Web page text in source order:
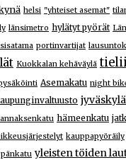
helsi "yhteiset asemat"
länsimetro hylätyt pyörät
portinvartijat
Kuokkalan kehäväylä
Asemakatu night
hämeenkatu
kauppapyöräily
yleisten töiden